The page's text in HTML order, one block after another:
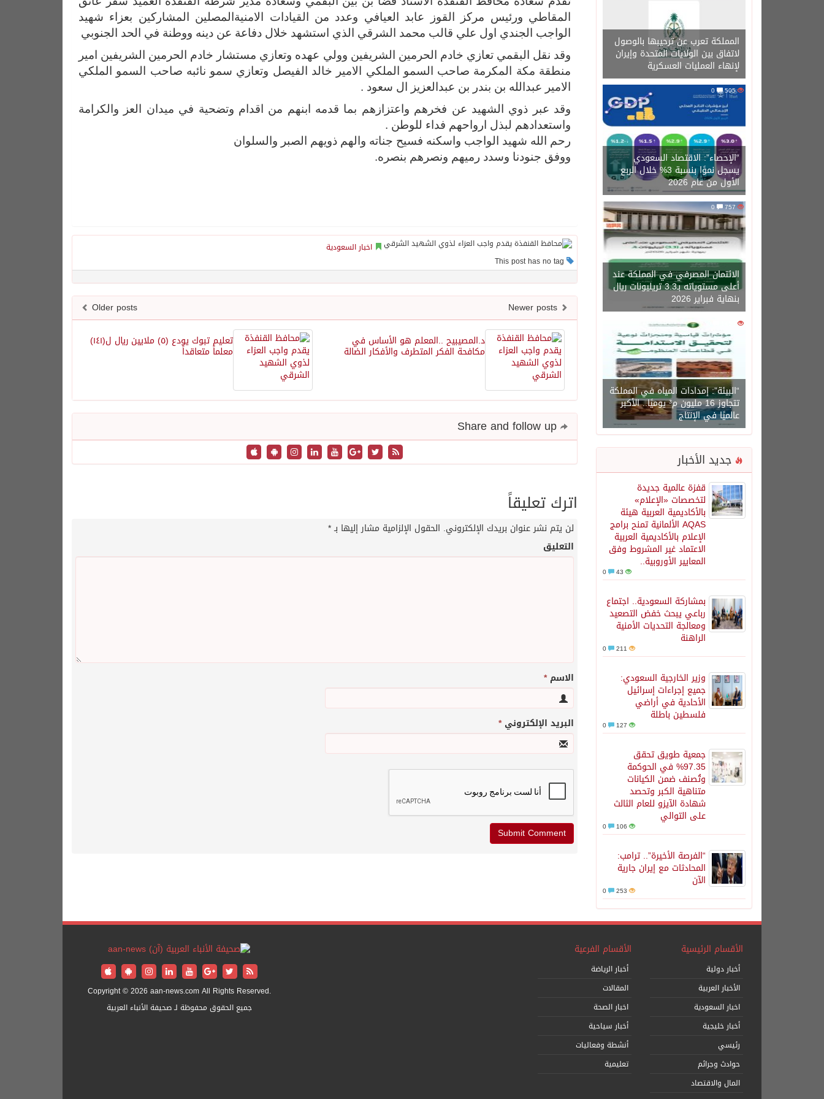
المملكة تعرب عن ترحيبها بالوصول
لاتفاق بين الولايات المتحدة وإيران
لإنهاء العمليات العسكرية
505
“الإحصاء”: الاقتصاد السعودي
يسجل نموًا بنسبة 3% خلال الربع
الأول من عام 2026
757
0
الائتمان المصرفي في المملكة عند
أعلى مستوياته بـ3.3 تريليونات ريال
بنهاية فبراير 2026
1450
“البيئة”: إمدادات المياه في المملكة
تتجاوز 16 مليون م³ يوميًا.. الأكبر
عالميًا في الإنتاج
جديد الأخبار
قفزة عالمية جديدة
لتخصصات «الإعلام»
بالأكاديمية العربية هيئة
AQAS الألمانية تمنح برامج
الإعلام بالأكاديمية العربية
الاعتماد غير المشروط وفق
المعايير الأوروبية..
43
بمشاركة السعودية.. اجتماع
رباعي يبحث خفض التصعيد
ومعالجة التحديات الأمنية
الراهنة
211
وزير الخارجية السعودي:
جميع إجراءات إسرائيل
الأحادية في أراضي
فلسطين باطلة
127
جمعية طويق تحقق
97.35% في الحوكمة
وتُصنف ضمن الكيانات
متناهية الكبر وتحصد
شهادة الآيزو للعام الثالث
على التوالي
106
“الفرصة الأخيرة”.. ترامب:
المحادثات مع إيران جارية
الآن
253
المقاطي ورئيس مركز القوز عابد العيافي وعدد من القيادات الامنيةالمصلين المشاركين بعزاء شهيد
الواجب الجندي اول علي قالب محمد الشرقي الذي استشهد خلال دفاعة عن دينه ووطنة في الحد الجنوبي
وقد نقل البقمي تعازي خادم الحرمين الشريفين وولي عهده وتعازي مستشار خادم الحرمين الشريفين امير
منطقة مكة المكرمة صاحب السمو الملكي الامير خالد الفيصل وتعازي سمو نائبه صاحب السمو الملكي
الامير عبدالله بن بندر بن عبدالعزيز ال سعود .
وقد عبر ذوي الشهيد عن فخرهم واعتزازهم بما قدمه ابنهم من اقدام وتضحية في ميدان العز والكرامة
واستعدادهم لبذل ارواحهم فداء للوطن .
رحم الله شهيد الواجب واسكنه فسيح جناته والهم ذويهم الصبر والسلوان
ووفق جنودنا وسدد رميهم ونصرهم بنصره.
اخبار السعودية
Older posts
تعليم تبوك يودع (٥) ملايين ريال ل(١٤١)
معلماً متعاقداً
د.المصيبيح ..المعلم هو الأساس في
مكافحة الفكر المتطرف والأفكار الضالة
اترك تعليقاً
لن يتم نشر عنوان بريدك الإلكتروني. الحقول الإلزامية مشار إليها بـ*
التعليق
الاسم*
البريد الإلكتروني*
الأقسام الرئيسية
أخبار دولية
الأخبار العربية
اخبار السعودية
أخبار خليجية
رئيسي
حوادث وجرائم
المال والاقتصاد
الأقسام الفرعية
أخبار الرياضة
المقالات
اخبار الصحة
أخبار سياحية
أنشطة وفعاليات
تعليمية
Copyright © 2026 aan-news.com All Rights Reserved.
جميع الحقوق محفوظة لـ صحيفة الأنباء العربية